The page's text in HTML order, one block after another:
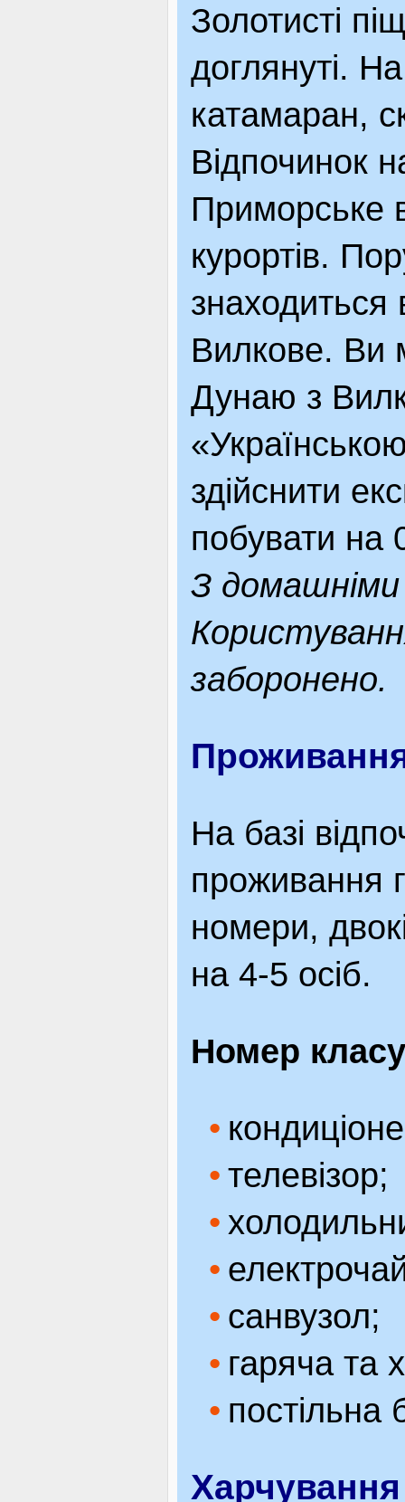
Золотисті
доглянуті.
катамаран,
Відпочинок
Приморське
курортів.
знаходиться
Вилкове. Ви
Дунаю з
здійснити
побувати
З
заборонено.
На базі
проживання
номери,
на 4-5
Номер
телевізор;
санвузол;
гаряча та
постільна
Харчування